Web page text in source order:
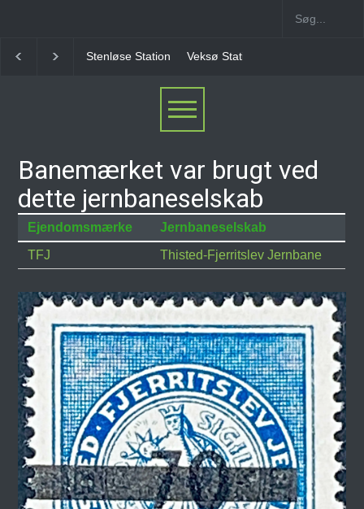
Stenløse Station Veksø Station
Banemærket var brugt ved
dette jernbaneselskab
Ejendomsmærke
Jernbaneselskab
TFJ
Thisted-Fjerritslev Jernbane